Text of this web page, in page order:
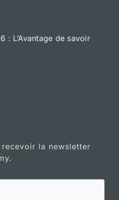
: L’Avantage de savoir
la newsletter